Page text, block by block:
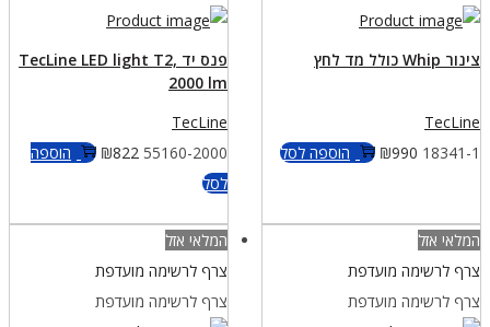
צינור Whip כולל מד לחץ
TecLine
18341-1
₪990 הוספה לסל
פנס יד TecLine LED light T2,
2000 lm
TecLine
55160-2000
₪822
הוספה
לסל
המלאי אזל
צרף לרשימה מועדפת
צרף לרשימה מועדפת
המלאי אזל
צרף לרשימה מועדפת
צרף לרשימה מועדפת